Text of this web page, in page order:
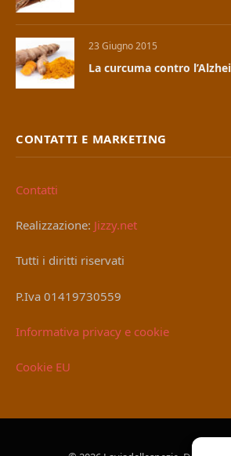
23 Giugno 2015
La curcuma contro
CONTATTI E MARKETING
Contatti
Realizzazione: Jizzy.net
Tutti i diritti riservati
P.Iva 01419730559
Informativa privacy e cookie
Cookie EU